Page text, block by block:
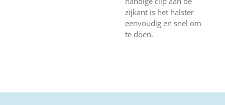
zijkant is het halster
eenvoudig en snel om
te doen.